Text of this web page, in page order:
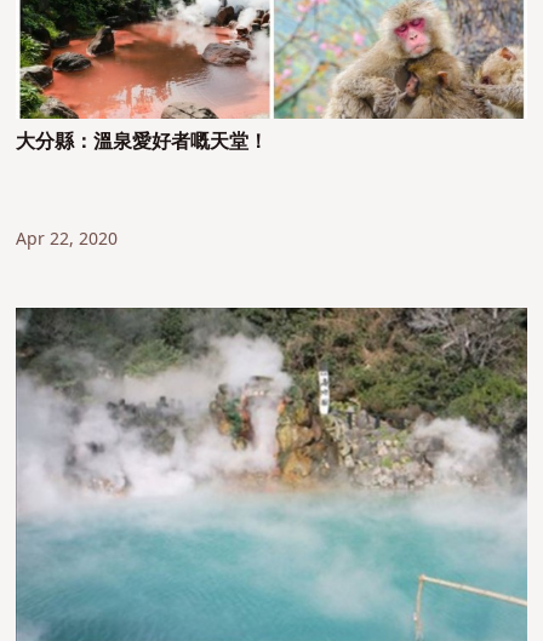
大分縣：溫泉愛好者嘅天堂！
Apr 22, 2020